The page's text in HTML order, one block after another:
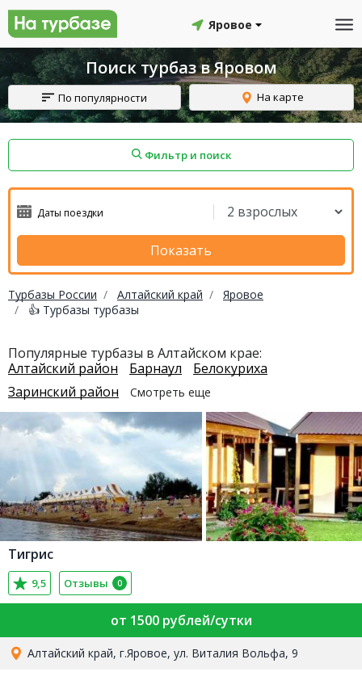
Яровое
Поиск турбаз в Яровом
По популярности На карте
Фильтр и поиск
Показать
Турбазы России Алтайский край
Яровое
👍 Турбазы турбазы
Популярные турбазы в Алтайском крае:
Алтайский район
Барнаул
Белокуриха
Заринский район
Смотреть еще
Тигрис
9,5 Отзывы 0
от 1500 рублей/сутки
Алтайский край, г.Яровое, ул. Виталия Вольфа, 9
Смоленский район Топчихинский район
Северодвинск Устьянский район